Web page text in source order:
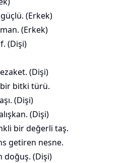
(Erkek)
(Erkek)
(Dişi)
(Dişi)
bitki türü.
(Dişi)
(Dişi)
bir değerli taş.
getiren nesne.
doğuş. (Dişi)